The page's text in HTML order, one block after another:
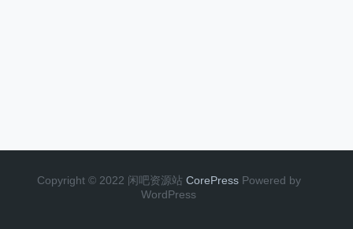
Copyright © 2022 闲吧资源站 CorePress Powered by
WordPress